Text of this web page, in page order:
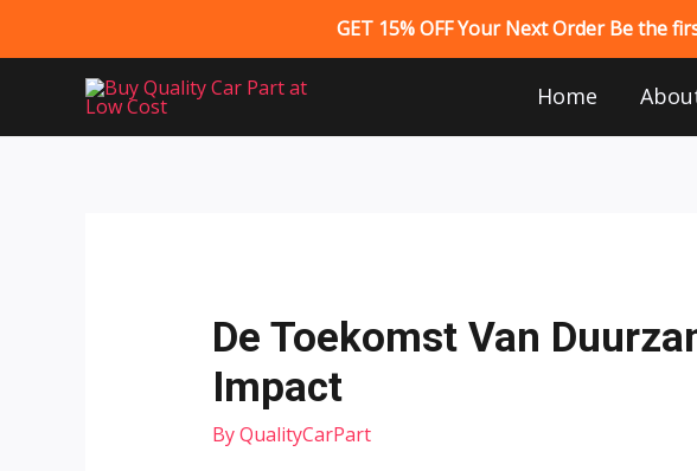
GET 15% OFF Your Next Order Be the
content
Home
De Toekomst Van
Impact
ByQualityCarPart